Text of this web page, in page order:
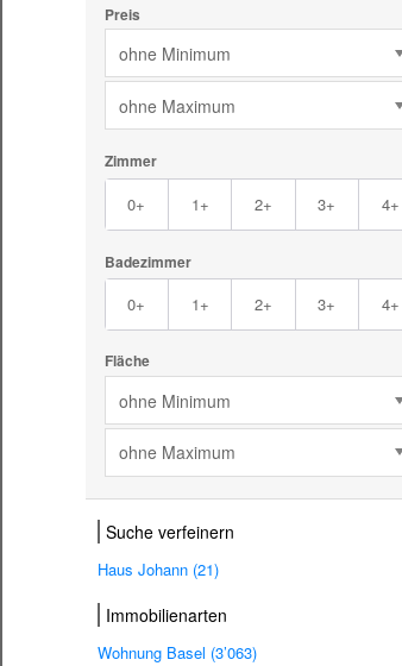
Preis
ohne Minimum
ohne Maximum
Zimmer
0+ 1+ 2+ 3+ 4+
Badezimmer
0+ 1+ 2+ 3+ 4+
Fläche
ohne Minimum
ohne Maximum
Suche verfeinern
Haus Johann (21)
Immobilienarten
Wohnung Basel (3’063)